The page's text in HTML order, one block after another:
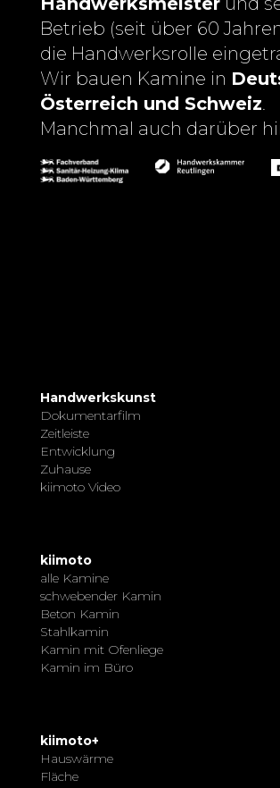
Betrieb (seit über 60
die Handwerksrolle
Wir bauen Kamine in
Österreich und Schweiz
Manchmal auch darüber
Handwerkskunst
Dokumentarfilm
Zeitleiste
Entwicklung
Zuhause
kiimoto Video
kiimoto
alle Kamine
schwebender Kamin
Beton Kamin
Stahlkamin
Kamin mit Ofenliege
Kamin im Büro
kiimoto+
Hauswärme
Fläche